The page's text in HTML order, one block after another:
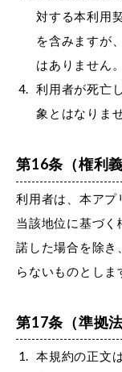
対する本利用
を含みますが
はありません。
利用者が死亡
象とはなりませ
第16条（権利
利用者は、本アプ
当該地位に基づく
諾した場合を除き
らないものとしま
第17条（準拠
本規約の正文